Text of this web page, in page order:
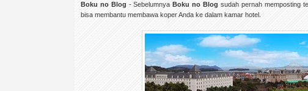
Boku no Blog- SebelumnyaBoku no Blogsudah pernah memposting
bisa membantu membawa koper Anda ke dalam kamar hotel.